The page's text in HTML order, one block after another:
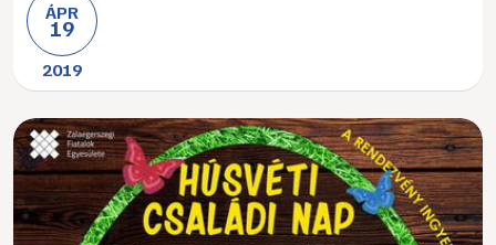
ÁPR
19
2019